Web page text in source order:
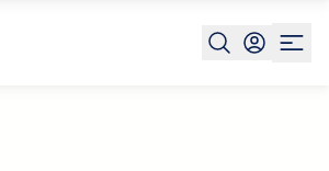
Visita Medico Sportiva Agonistica